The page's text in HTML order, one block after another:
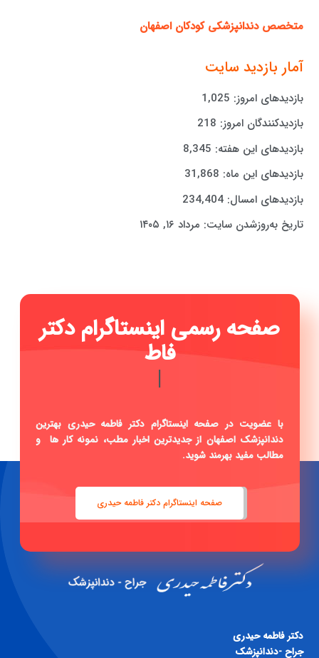
متخصص دندانپزشکی کودکان اصفهان
آمار بازدید سایت
بازدیدهای امروز: 1,025
بازدیدکنندگان امروز: 218
بازدیدهای این هفته: 8,345
بازدیدهای این ماه: 31,868
بازدیدهای امسال:234,404
تاریخ به‌روزشدن سایت: مرداد ۱۶, ۱۴۰۵
صفحه رسمی اینستاگرام دکتر
فاطمه حیدری .
|
با عضویت در صفحه اینستاگرام دکتر فاطمه حیدری بهترین
دندانپزشک اصفهان از جدیدترین اخبار مطب، نمونه کار ها و
مطالب مفید بهرمند شوید.
صفحه اینستاگرام دکتر فاطمه حیدری
دكتر فاطمه حيدری
جراح -دندانپزشک